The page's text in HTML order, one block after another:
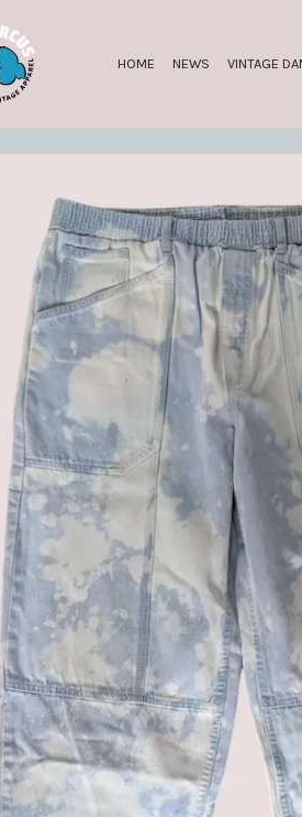
HOME NEWS VINTAGE